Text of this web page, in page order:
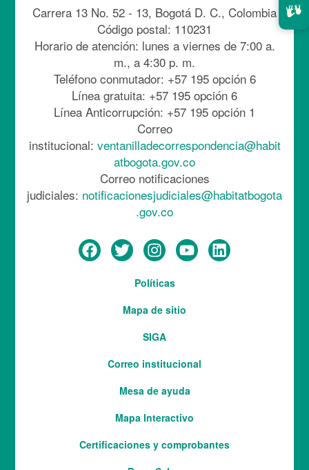
Carrera 13 No. 52 - 13, Bogotá D. C., Colombia
Código postal: 110231
Horario de atención: lunes a viernes de 7:00 a.
m., a 4:30 p. m.
Teléfono conmutador: +57 195 opción 6
Línea gratuita: +57 195 opción 6
Línea Anticorrupción: +57 195 opción 1
Correo
institucional: ventanilladecorrespondencia@habit
atbogota.gov.co
Correo notificaciones
judiciales: notificacionesjudiciales@habitatbogota
.gov.co
Políticas
Mapa de sitio
SIGA
Correo institucional
Mesa de ayuda
Mapa Interactivo
ServicesCertificaciones y comprobantes